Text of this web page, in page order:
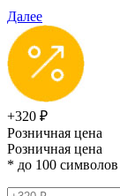
Далее
+320 ₽
Розничная цена
Розничная цена
* до 100 символов